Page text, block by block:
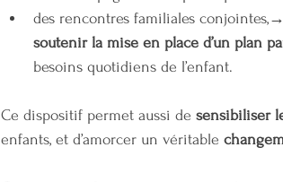
des rencontres familiales
soutenir la mise en place d’un plan
besoins quotidiens de l’enfant.
Ce dispositif permet aussi de sensibiliser
enfants, et d’amorcer un véritable